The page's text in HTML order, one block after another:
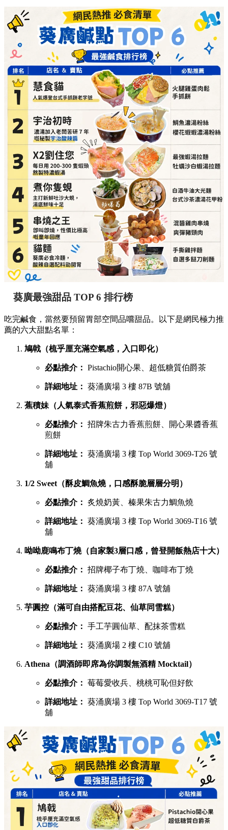
葵廣最強甜品 TOP 6 排行榜
吃完鹹食，當然要預留胃部空間品嚐甜品。以下是網民極力推
薦的六大甜點名單：
鳩戟（梳乎厘充滿空氣感，入口即化）
必點推介： Pistachio開心果、超低糖質伯爵茶
詳細地址： 葵涌廣場 3 樓 87B 號舖
蕉積妹（人氣泰式香蕉煎餅，邪惡爆燈）
必點推介： 招牌朱古力香蕉煎餅、開心果醬香蕉
煎餅
詳細地址： 葵涌廣場 3 樓 Top World 3069-T26 號
舖
1/2 Sweet（酥皮鯛魚燒，口感酥脆層層分明）
必點推介： 炙燒奶黃、榛果朱古力鯛魚燒
詳細地址： 葵涌廣場 3 樓 Top World 3069-T16 號
舖
呦呦鹿鳴布丁燒（自家製3層口感，曾登開飯熱店十大）
必點推介： 招牌椰子布丁燒、咖啡布丁燒
詳細地址： 葵涌廣場 3 樓 87A 號舖
芋圓控（滿可自由搭配豆花、仙草同雪糕）
必點推介： 手工芋圓仙草、配抹茶雪糕
詳細地址： 葵涌廣場 2 樓 C10 號舖
Athena（調酒師即席為你調製無酒精 Mocktail）
必點推介： 莓莓愛收兵、桃桃可恥但好飲
詳細地址： 葵涌廣場 3 樓 Top World 3069-T17 號
舖